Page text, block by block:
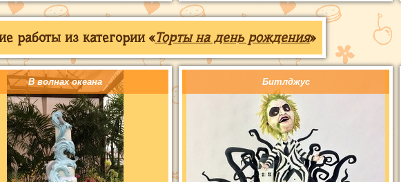
работы из категории «Торты на день рождения»
В волнах океана Битлджус